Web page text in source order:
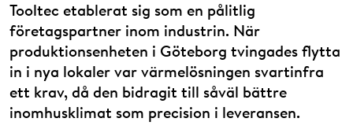
Tooltec etablerat sig som en pålitlig
företagspartner inom industrin. När
produktionsenheten i Göteborg tvingades flytta
in i nya lokaler var värmelösningen svartinfra
ett krav, då den bidragit till såväl bättre
inomhusklimat som precision i leveransen.